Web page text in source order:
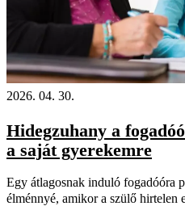
2026. 04. 30.
Hidegzuhany a
a saját gyerekemre
Egy átlagosnak induló fogadóóra
élménnyé, amikor a szülő hirtelen